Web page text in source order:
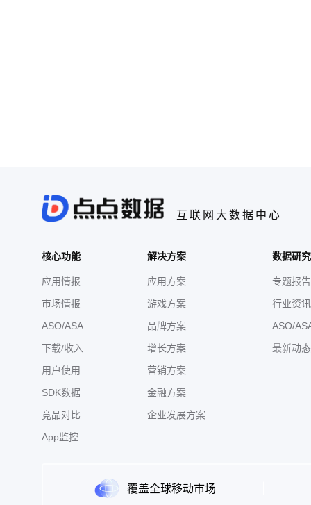
互联网大数据中心
核心功能
应用情报
市场情报
ASO/ASA
下载/收入
用户使用
SDK数据
竞品对比
App监控
解决方案
应用方案
游戏方案
品牌方案
增长方案
营销方案
金融方案
企业发展方案
数据研
专题报告
行业资讯
ASO/
最新动态
覆盖全球移动市场